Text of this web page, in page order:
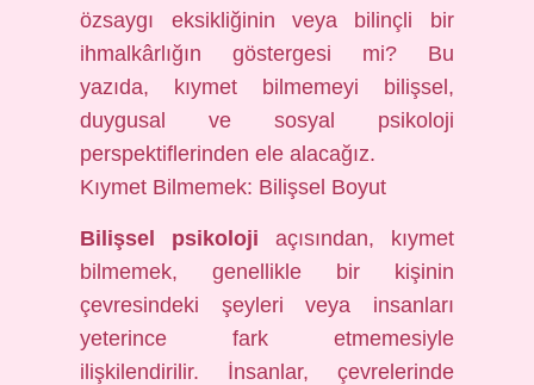
özsaygı eksikliğinin veya bilinçli bir
ihmalkârlığın göstergesi mi? Bu
yazıda, kıymet bilmemeyi bilişsel,
duygusal ve sosyal psikoloji
perspektiflerinden ele alacağız.
Kıymet Bilmemek: Bilişsel Boyut
Bilişsel psikoloji açısından, kıymet
bilmemek, genellikle bir kişinin
çevresindeki şeyleri veya insanları
yeterince fark etmemesiyle
ilişkilendirilir. İnsanlar, çevrelerinde